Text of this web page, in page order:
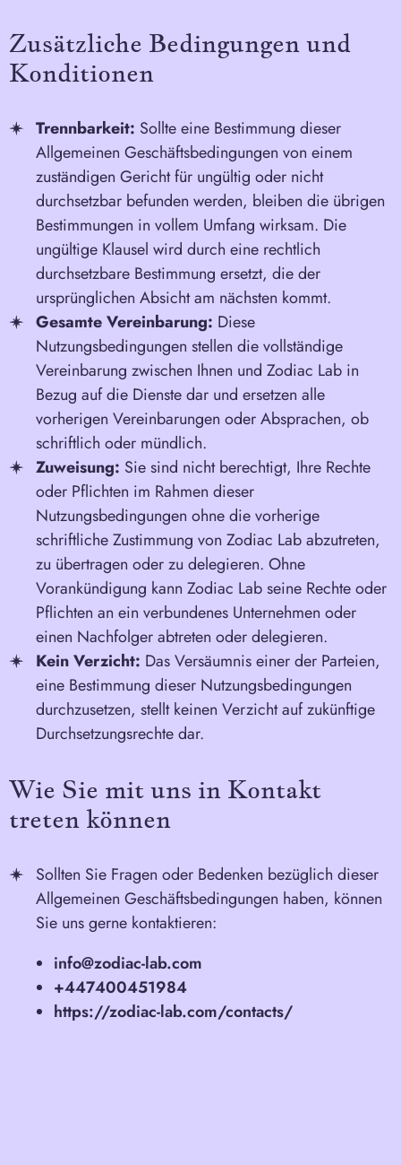
Zusätzliche Bedingungen und
Konditionen
Trennbarkeit: Sollte eine Bestimmung dieser
Allgemeinen Geschäftsbedingungen von einem
zuständigen Gericht für ungültig oder nicht
durchsetzbar befunden werden, bleiben die übrigen
Bestimmungen in vollem Umfang wirksam. Die
ungültige Klausel wird durch eine rechtlich
durchsetzbare Bestimmung ersetzt, die der
ursprünglichen Absicht am nächsten kommt.
Gesamte Vereinbarung: Diese
Nutzungsbedingungen stellen die vollständige
Vereinbarung zwischen Ihnen und Zodiac Lab in
Bezug auf die Dienste dar und ersetzen alle
vorherigen Vereinbarungen oder Absprachen, ob
schriftlich oder mündlich.
Zuweisung: Sie sind nicht berechtigt, Ihre Rechte
oder Pflichten im Rahmen dieser
Nutzungsbedingungen ohne die vorherige
schriftliche Zustimmung von Zodiac Lab abzutreten,
zu übertragen oder zu delegieren. Ohne
Vorankündigung kann Zodiac Lab seine Rechte oder
Pflichten an ein verbundenes Unternehmen oder
einen Nachfolger abtreten oder delegieren.
Kein Verzicht: Das Versäumnis einer der Parteien,
eine Bestimmung dieser Nutzungsbedingungen
durchzusetzen, stellt keinen Verzicht auf zukünftige
Durchsetzungsrechte dar.
Wie Sie mit uns in Kontakt
treten können
Sollten Sie Fragen oder Bedenken bezüglich dieser
Allgemeinen Geschäftsbedingungen haben, können
Sie uns gerne kontaktieren:
info@zodiac-lab.com
+447400451984
https://zodiac-lab.com/contacts/